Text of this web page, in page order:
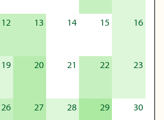
12 13 14 15 16
19 20 21 22 23
26 27 28 29 30